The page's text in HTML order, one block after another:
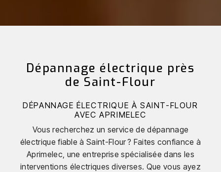
Dépannage électrique près
de Saint-Flour
DÉPANNAGE ÉLECTRIQUE À SAINT-FLOUR
AVEC APRIMELEC
Vous recherchez un service de dépannage
électrique fiable à Saint-Flour ? Faites confiance à
Aprimelec, une entreprise spécialisée dans les
interventions électriques diverses. Que vous ayez